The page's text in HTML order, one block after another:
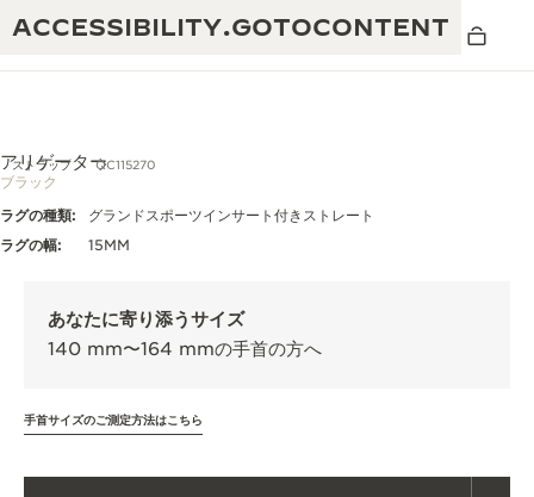
ACCESSIBILITY.GOTOCONTENT
ジャガー・ルクルト保証
アトモスの保証
THE GOLDEN RATIO MUSICAL SHOW -
黄金比を讃える音楽祭-
「THE PERPETUAL TIMEKEEPER」展
卓越性：190年以上の伝統
創意工夫：1,400以上のキャリバー
ストラップ QC115270
アリゲーター
ブラック
ラグの種類:
グランドスポーツインサート付きストレート
ラグの幅:
15MM
あなたに寄り添うサイズ
140 mm〜164 mmの手首の方へ
手首サイズのご測定方法はこちら